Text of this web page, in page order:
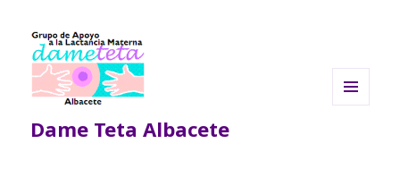
Dame Teta Albacete